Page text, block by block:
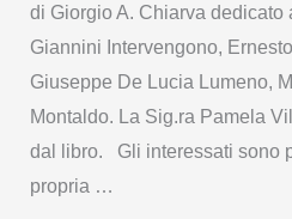
di Giorgio A. Chiarva dedicato
Giannini Intervengono,
Giuseppe De Lucia Lumeno,
Montaldo. La Sig.ra Pamela
dal libro. Gli interessati sono
propria …